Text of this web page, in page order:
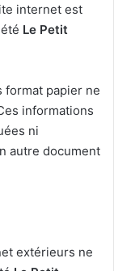
internet est
Le Petit
format papier ne
informations
ni
autre document
extérieurs ne